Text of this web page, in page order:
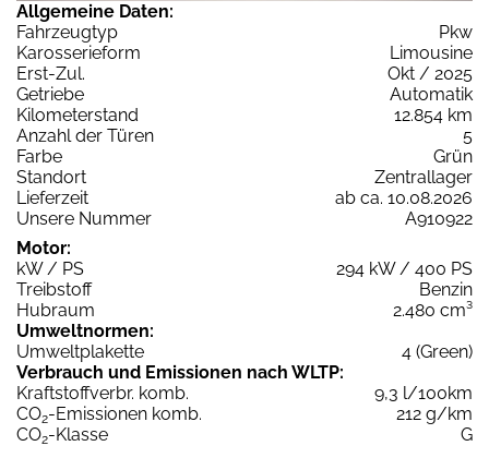
Allgemeine Daten:
Fahrzeugtyp
Pkw
Karosserieform
Limousine
Erst-Zul.
Okt / 2025
Getriebe
Automatik
Kilometerstand
12.854 km
Anzahl der Türen
5
Farbe
Grün
Standort
Zentrallager
Lieferzeit
ab ca. 10.08.2026
Unsere Nummer
A910922
Motor:
kW / PS
294 kW / 400 PS
Treibstoff
Benzin
Hubraum
2.480 cm³
Umweltnormen:
Umweltplakette
4 (Green)
Verbrauch und Emissionen nach WLTP:
Kraftstoffverbr. komb.
9,3 l/100km
CO2-Emissionen komb.
212 g/km
CO2-Klasse
G